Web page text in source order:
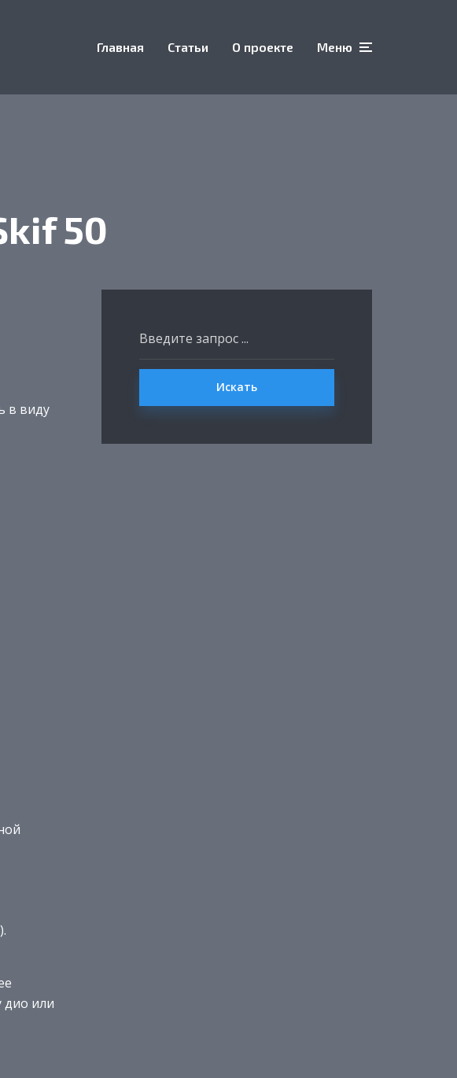
Главная Статьи О проекте Меню
50
в виду
дио или
Искать